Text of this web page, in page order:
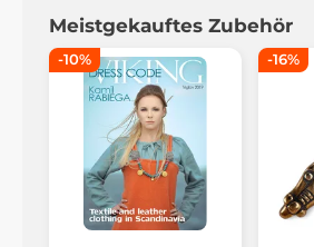
Meistgekauftes Zubehör
-10% -16%